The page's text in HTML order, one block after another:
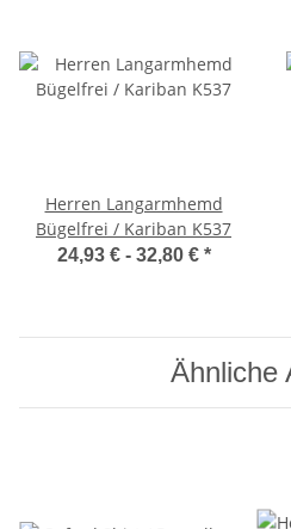
Herren Langarmhemd
Bügelfrei / Kariban K537
24,93 € - 32,80 € *
Ähnliche